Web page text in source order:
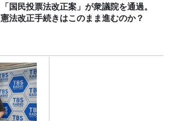
「国民投票法改正案」が衆議院を通過。
憲法改正手続きはこのまま進むのか？